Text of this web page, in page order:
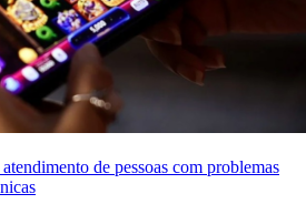
de pessoas com problemas